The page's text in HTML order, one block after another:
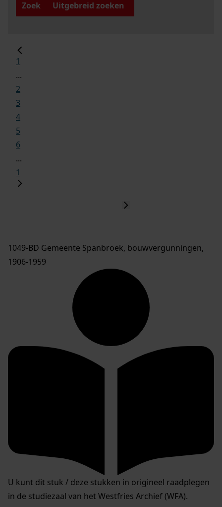
Zoek
Uitgebreid zoeken
1
...
2
3
4
5
6
...
1
1049-BD Gemeente Spanbroek, bouwvergunningen,
1906-1959
U kunt dit stuk / deze stukken in origineel raadplegen
in de studiezaal van het Westfries Archief (WFA).